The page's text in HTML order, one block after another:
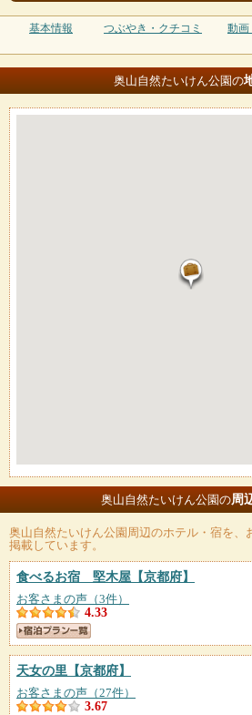
基本情報 つぶやき・クチコミ 動画
奥山自然たいけん公園の
奥山自然たいけん公園の周
奥山自然たいけん公園 周辺のホテル・宿を、
掲載しています。
食べるお宿 堅木屋 【京都府】
お客さまの声（3件）
4.33
天女の里 【京都府】
お客さまの声（27件）
3.67